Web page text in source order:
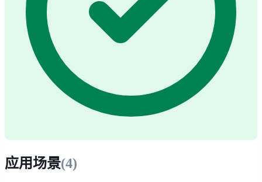
应用场景(4)